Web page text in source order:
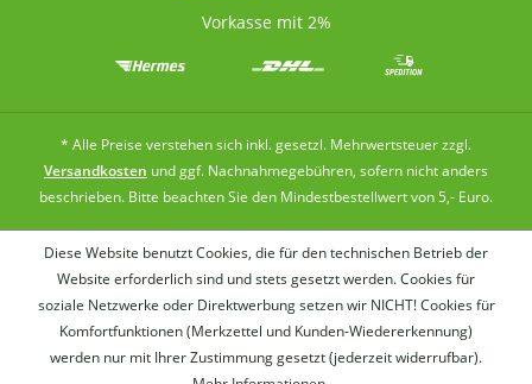
Vorkasse mit 2%
* Alle Preise verstehen sich inkl. gesetzl. Mehrwertsteuer zzgl.
Versandkosten und ggf. Nachnahmegebühren, sofern nicht anders
beschrieben. Bitte beachten Sie den Mindestbestellwert von 5,- Euro.
Diese Website benutzt Cookies, die für den technischen Betrieb der
Website erforderlich sind und stets gesetzt werden. Cookies für
soziale Netzwerke oder Direktwerbung setzen wir NICHT! Cookies für
Komfortfunktionen (Merkzettel und Kunden-Wiedererkennung)
werden nur mit Ihrer Zustimmung gesetzt (jederzeit widerrufbar).